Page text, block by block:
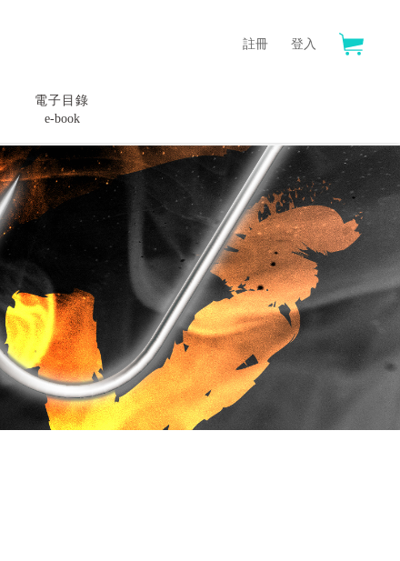
註冊 登入
電子目錄
e-book